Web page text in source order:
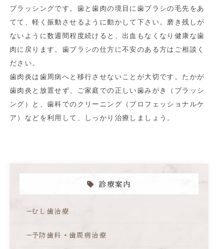
ブラッシングです。歯と歯肉の境目に歯ブラシの毛先をあ
てて、軽く振動させるように動かして下さい。磨き残しが
ないように数週間程度続けると、出血もなくなり健康な歯
肉に戻ります。歯ブラシの仕方に不安のある方はご相談く
ださい。
歯肉炎は歯周病へと移行させないことが大切です。たかが
歯肉炎と放置せず、ご家庭での正しい歯みがき（ブラッシ
ング）と、歯科でのクリーニング（プロフェッショナルケ
ア）などを利用して、しっかり治療しましょう。
診療案内
むし歯治療
予防歯科・歯周病治療